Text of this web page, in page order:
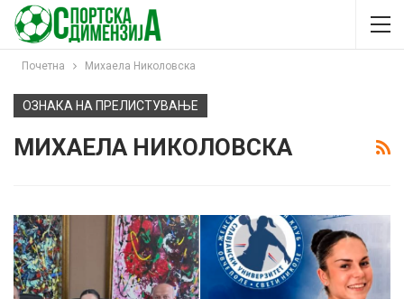
Почетна Михаела Николовска
ОЗНАКА НА ПРЕЛИСТУВАЊЕ
МИХАЕЛА НИКОЛОВСКА